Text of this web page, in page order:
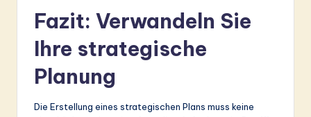
Fazit: Verwandeln Sie
Ihre strategische
Planung
Die Erstellung eines strategischen Plans muss keine